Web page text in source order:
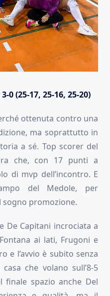
0 (25-17, 25-16, 25-20)
ottenuta contro una
ma soprattutto in
a sé. Top scorer del
che, con 17 punti a
di mvp dell’incontro. E
del Medole, per
sogno promozione.
De Capitani incrociata a
ai lati, Frugoni e
e l’avvio è subito senza
che volano sull’8-5
finale spazio anche Del